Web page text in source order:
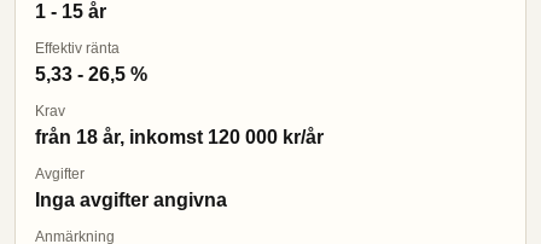
1 - 15 år
Effektiv ränta
5,33 - 26,5 %
Krav
från 18 år, inkomst 120 000 kr/år
Avgifter
Inga avgifter angivna
Anmärkning